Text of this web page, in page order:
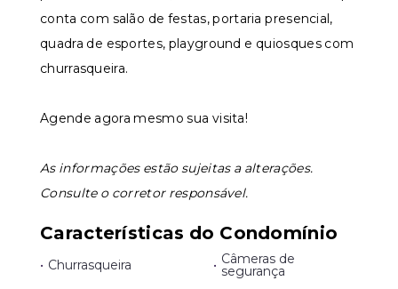
conta com salão de festas, portaria presencial,
quadra de esportes, playground e quiosques com
churrasqueira.
Agende agora mesmo sua visita!
As informações estão sujeitas a alterações.
Consulte o corretor responsável.
Características do Condomínio
• Churrasqueira • Câmeras de
segurança